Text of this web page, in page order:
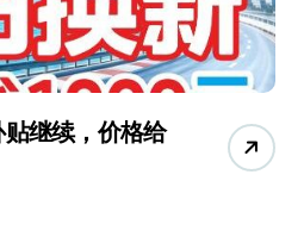
器全球累计出货量破
，技术创新驱动多品类增